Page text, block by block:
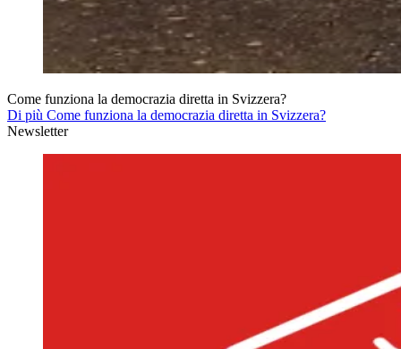
Come funziona la democrazia diretta in Svizzera?
Di più Come funziona la democrazia diretta in Svizzera?
Newsletter